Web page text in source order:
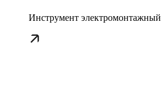
Инструмент электромонтажный